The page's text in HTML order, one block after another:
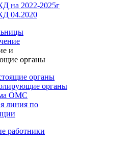
на 2022-2025г
04.2020
и
органы
органы
органы
ОМС
линия по
работники